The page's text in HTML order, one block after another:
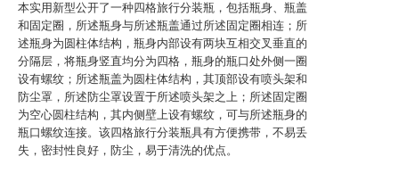
本实用新型公开了一种四格旅行分装瓶，包括瓶身、瓶盖
和固定圈，所述瓶身与所述瓶盖通过所述固定圈相连；所
述瓶身为圆柱体结构，瓶身内部设有两块互相交叉垂直的
分隔层，将瓶身竖直均分为四格，瓶身的瓶口处外侧一圈
设有螺纹；所述瓶盖为圆柱体结构，其顶部设有喷头架和
防尘罩，所述防尘罩设置于所述喷头架之上；所述固定圈
为空心圆柱结构，其内侧壁上设有螺纹，可与所述瓶身的
瓶口螺纹连接。该四格旅行分装瓶具有方便携带，不易丢
失，密封性良好，防尘，易于清洗的优点。